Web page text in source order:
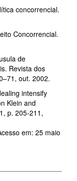
concorrencial.
Concorrencial.
de
Revista dos
out. 2002.
intensify
Klein and
p. 205-211,
em: 25 maio